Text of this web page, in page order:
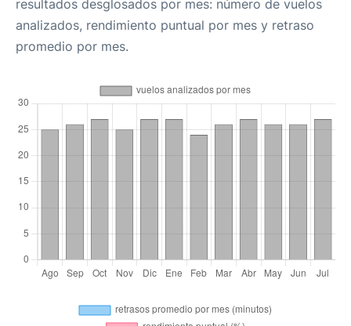
resultados desglosados por mes: número de vuelos
analizados, rendimiento puntual por mes y retraso
promedio por mes.